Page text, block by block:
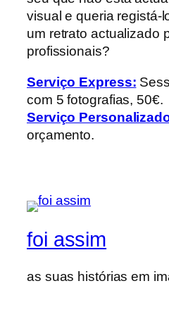
visual e queria registá-
um retrato actualizado
profissionais?
Serviço Express:
com 5 fotografias, 50€.
Serviço
orçamento.
foi assim
as suas histórias em